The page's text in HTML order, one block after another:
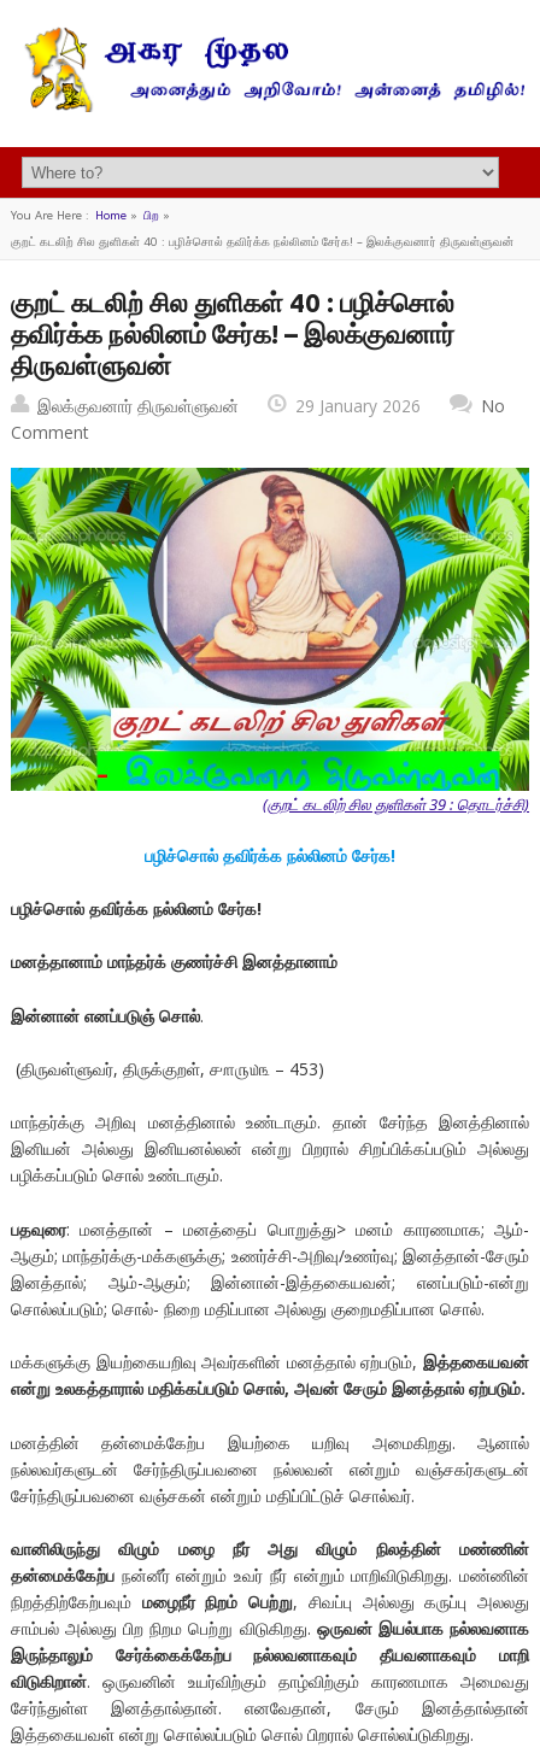
You Are Here : Home» பிற»
குறட் கடலிற் சில துளிகள் 40 : பழிச்சொல் தவிர்க்க நல்லினம் சேர்க! – இலக்குவனார் திருவள்ளுவன்
குறட் கடலிற் சில துளிகள் 40 : பழிச்சொல்
தவிர்க்க நல்லினம் சேர்க! – இலக்குவனார்
திருவள்ளுவன்
இலக்குவனார் திருவள்ளுவன் 29 January 2026
No
Comment
(குறட் கடலிற் சில துளிகள் 39 : தொடர்ச்சி)
பழிச்சொல் தவிர்க்க நல்லினம் சேர்க!
பழிச்சொல் தவிர்க்க நல்லினம் சேர்க!
மனத்தானாம் மாந்தர்க் குணர்ச்சி இனத்தானாம்
இன்னான் எனப்படுஞ் சொல்.
(திருவள்ளுவர், திருக்குறள், ௪௱௫௰௩ – 453)
மாந்தர்க்கு அறிவு மனத்தினால் உண்டாகும். தான் சேர்ந்த இனத்தினால்
இனியன் அல்லது இனியனல்லன் என்று பிறரால் சிறப்பிக்கப்படும் அல்லது
பழிக்கப்படும் சொல் உண்டாகும்.
பதவுரை: மனத்தான் – மனத்தைப் பொறுத்து> மனம் காரணமாக; ஆம்-
ஆகும்; மாந்தர்க்கு-மக்களுக்கு; உணர்ச்சி-அறிவு/உணர்வு; இனத்தான்-சேரும்
இனத்தால்; ஆம்-ஆகும்; இன்னான்-இத்தகையவன்; எனப்படும்-என்று
சொல்லப்படும்; சொல்- நிறை மதிப்பான அல்லது குறைமதிப்பான சொல்.
மக்களுக்கு இயற்கையறிவு அவர்களின் மனத்தால் ஏற்படும்,இத்தகையவன்
என்று உலகத்தாரால் மதிக்கப்படும் சொல், அவன் சேரும் இனத்தால் ஏற்படும்.
மனத்தின் தன்மைக்கேற்ப இயற்கை யறிவு அமைகிறது. ஆனால்
நல்லவர்களுடன் சேர்ந்திருப்பவனை நல்லவன் என்றும் வஞ்சகர்களுடன்
சேர்ந்திருப்பவனை வஞ்சகன் என்றும் மதிப்பிட்டுச் சொல்வர்.
வானிலிருந்து விழும் மழை நீர் அது விழும் நிலத்தின் மண்ணின்
தன்மைக்கேற்ப நன்னீர் என்றும் உவர் நீர் என்றும் மாறிவிடுகிறது. மண்ணின்
நிறத்திற்கேற்பவும் மழைநீர் நிறம் பெற்று, சிவப்பு அல்லது கருப்பு அலலது
சாம்பல் அல்லது பிற நிறம பெற்று விடுகிறது. ஒருவன் இயல்பாக நல்லவனாக
இருந்தாலும் சேர்க்கைக்கேற்ப நல்லவனாகவும் தீயவனாகவும் மாறி
விடுகிறான். ஒருவனின் உயர்விற்கும் தாழ்விற்கும் காரணமாக அமைவது
சேர்ந்துள்ள இனத்தால்தான். எனவேதான், சேரும் இனத்தால்தான்
இத்தகையவள் என்று சொல்லப்படும் சொல் பிறரால் சொல்லப்டுகிறது.